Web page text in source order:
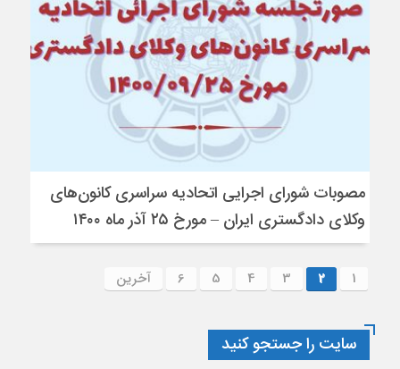
مصوبات شورای اجرایی اتحادیه سراسری کانون‌های
وکلای دادگستری ایران – مورخ ۲۵ آذر ماه ۱۴۰۰
1
2
3
4
5
6 آخرین
سایت را جستجو کنید